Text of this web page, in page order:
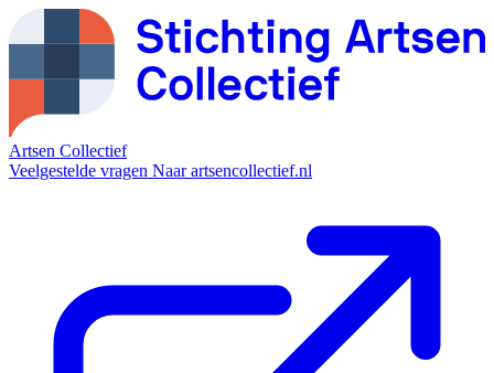
Artsen Collectief
Veelgestelde vragen Naar artsencollectief.nl